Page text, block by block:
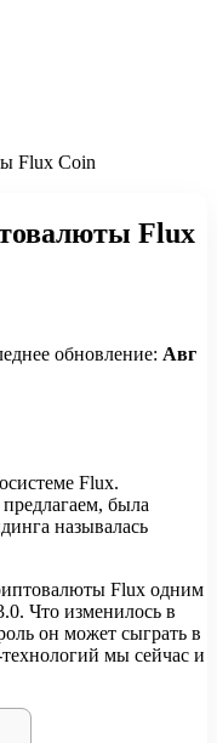
Flux Coin
Flux
обновление: Авг
Flux.
была
называлась
Flux одним
Что изменилось в
он может сыграть в
мы сейчас и